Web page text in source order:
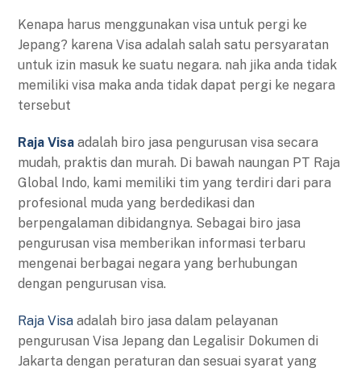
Kenapa harus menggunakan visa untuk pergi ke
Jepang? karena Visa adalah salah satu persyaratan
untuk izin masuk ke suatu negara. nah jika anda tidak
memiliki visa maka anda tidak dapat pergi ke negara
tersebut
Raja Visa adalah biro jasa pengurusan visa secara
mudah, praktis dan murah. Di bawah naungan PT Raja
Global Indo, kami memiliki tim yang terdiri dari para
profesional muda yang berdedikasi dan
berpengalaman dibidangnya. Sebagai biro jasa
pengurusan visa memberikan informasi terbaru
mengenai berbagai negara yang berhubungan
dengan pengurusan visa.
Raja Visa adalah biro jasa dalam pelayanan
pengurusan Visa Jepang dan Legalisir Dokumen di
Jakarta dengan peraturan dan sesuai syarat yang